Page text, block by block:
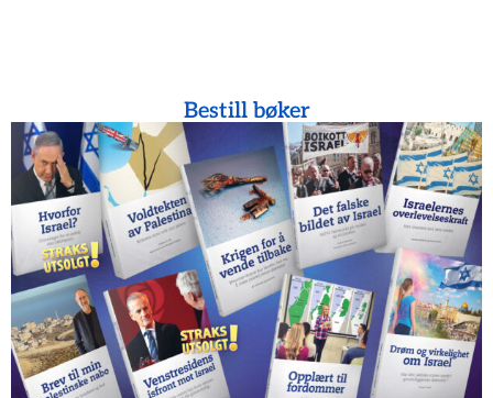
Bestill bøker